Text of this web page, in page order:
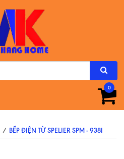
0
/ BẾP ĐIỆN TỪ SPELIER SPM - 938I